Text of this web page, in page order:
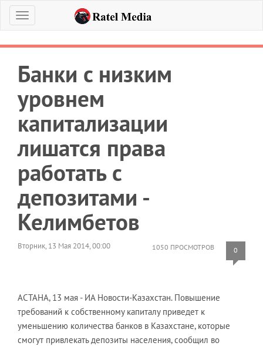
Меню
Банки с низким
уровнем
капитализации
лишатся права
работать с
депозитами -
Келимбетов
1050 ПРОСМОТРОВ 0
Вторник, 13 Мая 2014, 00:00
АСТАНА, 13 мая - ИА Новости-Казахстан. Повышение
требований к собственному капиталу приведет к
уменьшению количества банков в Казахстане, которые
смогут привлекать депозиты населения, сообщил во